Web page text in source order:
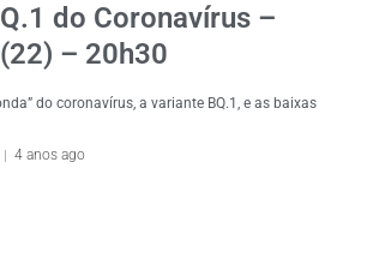
do Coronavírus –
– 20h30
do coronavírus, a variante BQ.1, e as baixas
4 anos ago